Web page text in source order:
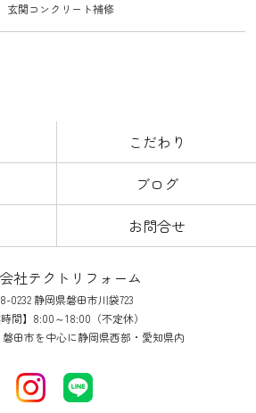
関コンクリート補修
こだわり
ブログ
お問合せ
社テクトリフォーム
0232 静岡県磐田市川袋723
時間】8:00～18:00（不定休）
磐田市を中心に静岡県西部・愛知県内